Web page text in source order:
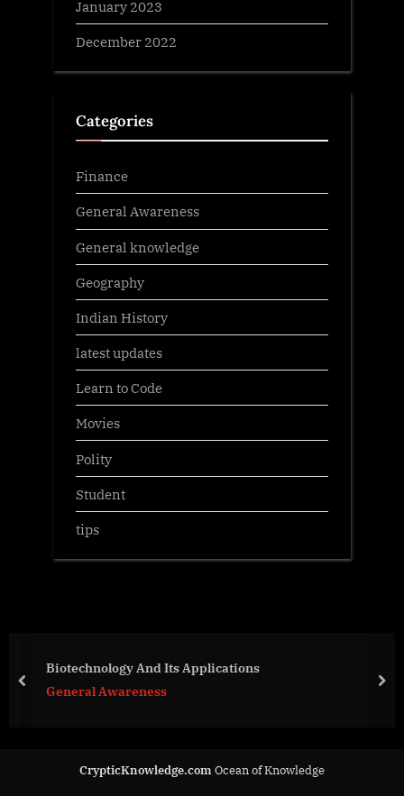
January 2023
December 2022
Categories
Finance
General Awareness
General knowledge
Geography
Indian History
latest updates
Learn to Code
Movies
Polity
Student
tips
Biotechnology And Its Applications
General Awareness
prev
CrypticKnowledge.comOcean of Knowledge